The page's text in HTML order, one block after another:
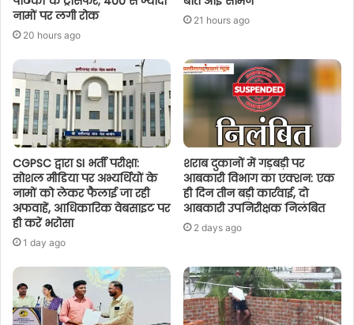
नामों पर लगी रोक
20 hours ago
21 hours ago
CGPSC द्वारा SI भर्ती परीक्षा:
सोशल मीडिया पर अभ्यर्थियों के
नामों को लेकर फैलाई जा रही
अफवाहें, आधिकारिक वेबसाइट पर
ही करें भरोसा
1 day ago
शराब दुकानों में गड़बड़ी पर
आबकारी विभाग का एक्शन: एक
ही दिन तीन बड़ी कार्रवाई, दो
आबकारी उपनिरीक्षक निलंबित
2 days ago